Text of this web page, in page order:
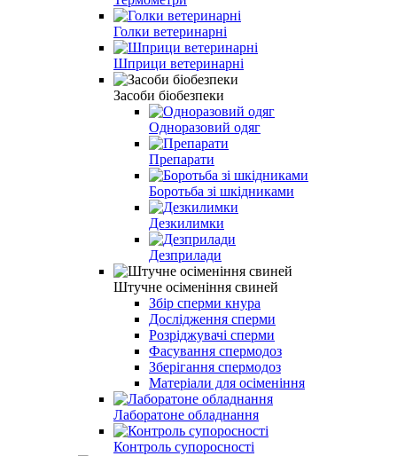
Голки ветеринарні
Шприци ветеринарні
Засоби біобезпеки
Одноразовий одяг
Препарати
Боротьба зі шкідниками
Дезкилимки
Дезприлади
Штучне осіменіння свиней
Збір сперми кнура
Дослідження сперми
Розріджувачі сперми
Фасування спермодоз
Зберігання спермодоз
Матеріали для осіменіння
Лаборатоне обладнання
Контроль супоросності